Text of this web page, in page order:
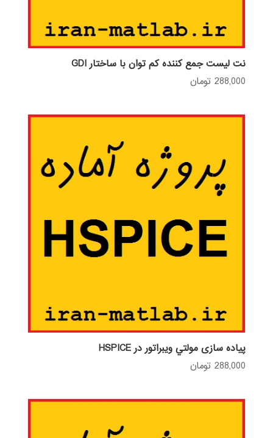
نت لیست جمع کننده کم توان با ساختار GDI
288,000 تومان
پیاده سازی مولتي ويبراتور در HSPICE
288,000 تومان